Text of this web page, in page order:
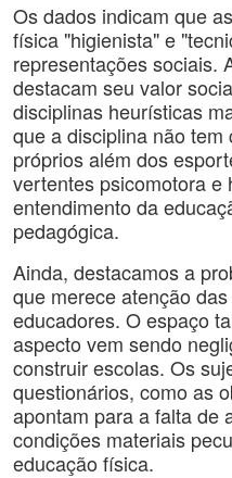
Os dados indicam que
física "higienista" e
representações sociais.
destacam seu valor
disciplinas heurísticas
que a disciplina não
próprios além dos
vertentes psicomotora e
entendimento da
pedagógica.
Ainda, destacamos a
que merece atenção
educadores. O espaço
aspecto vem sendo
construir escolas. Os
questionários, como as
apontam para a falta de
condições materiais
educação física.